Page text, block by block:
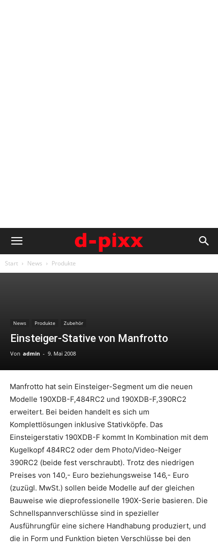
Start News Produkte
News Produkte Zubehör
Einsteiger-Stative von Manfrotto
Von admin - 9. Mai 2008
Manfrotto hat sein Einsteiger-Segment um die neuen
Modelle 190XDB-F,484RC2 und 190XDB-F,390RC2
erweitert. Bei beiden handelt es sich um
Komplettlösungen inklusive Stativköpfe. Das
Einsteigerstativ 190XDB-F kommt In Kombination mit dem
Kugelkopf 484RC2 oder dem Photo/Video-Neiger
390RC2 (beide fest verschraubt). Trotz des niedrigen
Preises von 140,- Euro beziehungsweise 146,- Euro
(zuzügl. MwSt.) sollen beide Modelle auf der gleichen
Bauweise wie dieprofessionelle 190X-Serie basieren. Die
Schnellspannverschlüsse sind in spezieller
Ausführungfür eine sichere Handhabung produziert, und
die in Form und Funktion bieten Verschlüsse bei den